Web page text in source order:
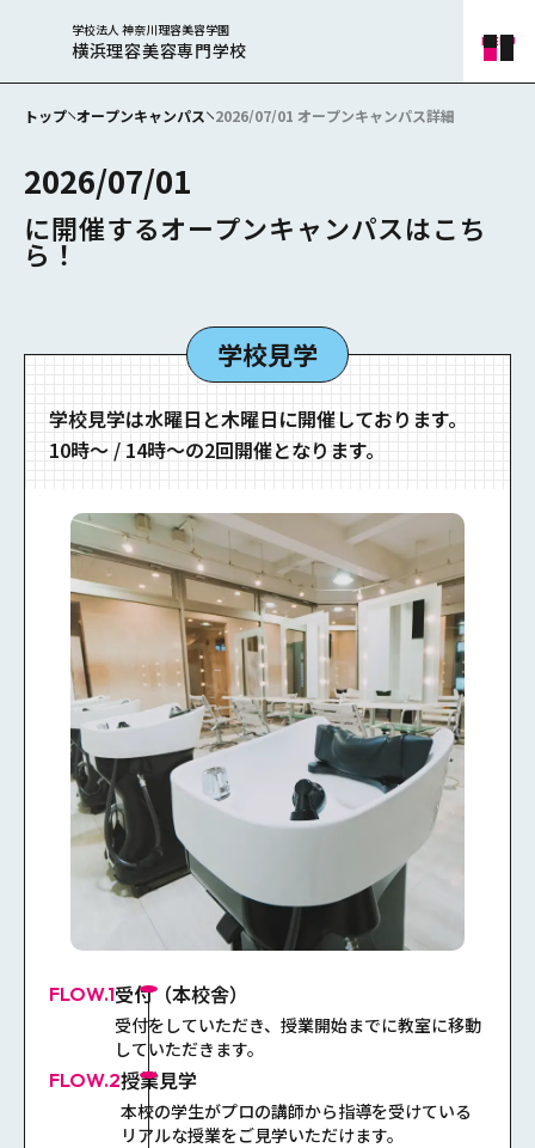
学校法人 神奈川理容美容学園
横浜理容美容専門学校
トップ オープンキャンパス 2026/07/01 オープンキャンパス詳細
2026/07/01
に開催するオープンキャンパスはこち
ら！
学校見学
学校⾒学は⽔曜⽇と⽊曜⽇に開催しております。
10時〜 / 14時〜の2回開催となります。
FLOW.1受付（本校舎）
受付をしていただき、授業開始までに教室に移動
していただきます。
FLOW.2授業見学
本校の学生がプロの講師から指導を受けている
リアルな授業をご見学いただけます。